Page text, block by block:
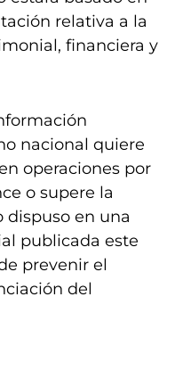
relativa a la
financiera y
nacional quiere
operaciones por
o supere la
dispuso en una
publicada este
prevenir el
del